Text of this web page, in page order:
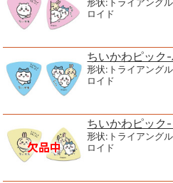
ロイド
ちいかわピック
形状:トライアング
ロイド
ちいかわピック
形状:トライアング
ロイド